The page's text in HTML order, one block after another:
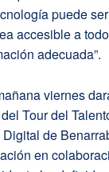
puede
accesible a
adecuada”.
viernes
Tour del
de
en